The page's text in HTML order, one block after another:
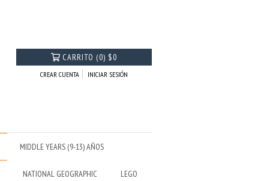
CARRITO (0) $0
CREAR CUENTA INICIAR SESIÓN
MIDDLE YEARS (9-13) AÑOS
NATIONAL GEOGRAPHIC LEGO